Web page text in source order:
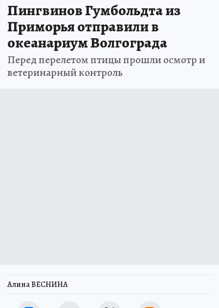
Пингвинов Гумбольдта из
Приморья отправили в
океанариум Волгограда
Перед перелетом птицы прошли осмотр и
ветеринарный контроль
Алина ВЕСНИНА